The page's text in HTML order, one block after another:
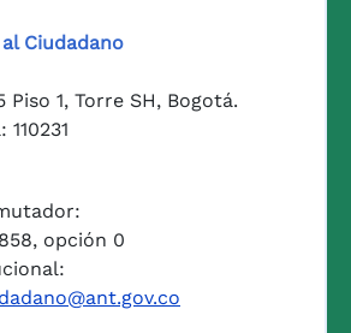
Ciudadano
Piso 1, Torre SH, Bogotá.
opción 0